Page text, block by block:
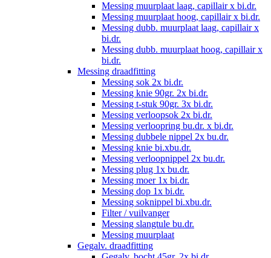
Messing muurplaat laag, capillair x bi.dr.
Messing muurplaat hoog, capillair x bi.dr.
Messing dubb. muurplaat laag, capillair x
bi.dr.
Messing dubb. muurplaat hoog, capillair x
bi.dr.
Messing draadfitting
Messing sok 2x bi.dr.
Messing knie 90gr. 2x bi.dr.
Messing t-stuk 90gr. 3x bi.dr.
Messing verloopsok 2x bi.dr.
Messing verloopring bu.dr. x bi.dr.
Messing dubbele nippel 2x bu.dr.
Messing knie bi.xbu.dr.
Messing verloopnippel 2x bu.dr.
Messing plug 1x bu.dr.
Messing moer 1x bi.dr.
Messing dop 1x bi.dr.
Messing soknippel bi.xbu.dr.
Filter / vuilvanger
Messing slangtule bu.dr.
Messing muurplaat
Gegalv. draadfitting